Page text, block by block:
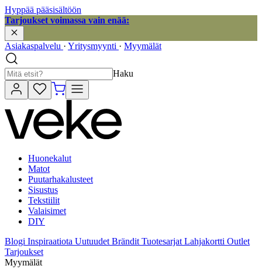
Hyppää pääsisältöön
Tarjoukset voimassa vain enää:
Asiakaspalvelu · Yritysmyynti · Myymälät
Haku
Huonekalut
Matot
Puutarhakalusteet
Sisustus
Tekstiilit
Valaisimet
DIY
Blogi Inspiraatiota Uutuudet Brändit Tuotesarjat Lahjakortti Outlet
Tarjoukset
Myymälät